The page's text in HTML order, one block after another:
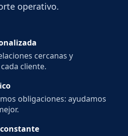
operativo.
cercanas y
cliente.
obligaciones: ayudamos